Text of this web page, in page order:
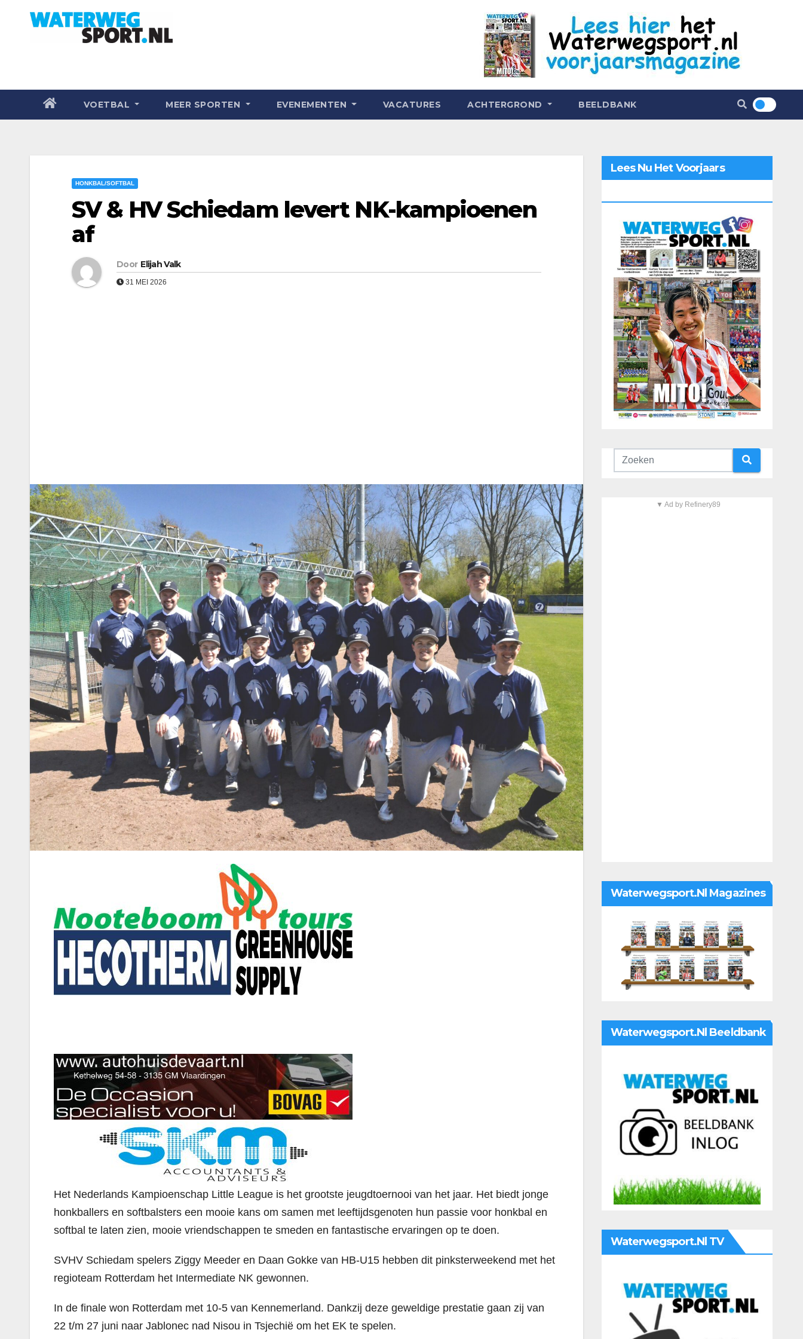
VOETBAL MEER SPORTEN EVENEMENTEN VACATURES ACHTERGROND BEELDBANK
HONKBAL/SOFTBAL
SV & HV Schiedam levert NK-kampioenen
af
Door Elijah Valk
31 MEI 2026
Het Nederlands Kampioenschap Little League is het grootste jeugdtoernooi van het jaar. Het biedt jonge
honkballers en softbalsters een mooie kans om samen met leeftijdsgenoten hun passie voor honkbal en
softbal te laten zien, mooie vriendschappen te smeden en fantastische ervaringen op te doen.
SVHV Schiedam spelers Ziggy Meeder en Daan Gokke van HB-U15 hebben dit pinksterweekend met het
regioteam Rotterdam het Intermediate NK gewonnen.
In de finale won Rotterdam met 10-5 van Kennemerland. Dankzij deze geweldige prestatie gaan zij van
22 t/m 27 juni naar Jablonec nad Nisou in Tsjechië om het EK te spelen.
Lees Nu Het Voorjaars
▼ Ad by Refinery89
Waterwegsport.nl Magazines
Waterwegsport.nl Beeldbank
Waterwegsport.nl TV